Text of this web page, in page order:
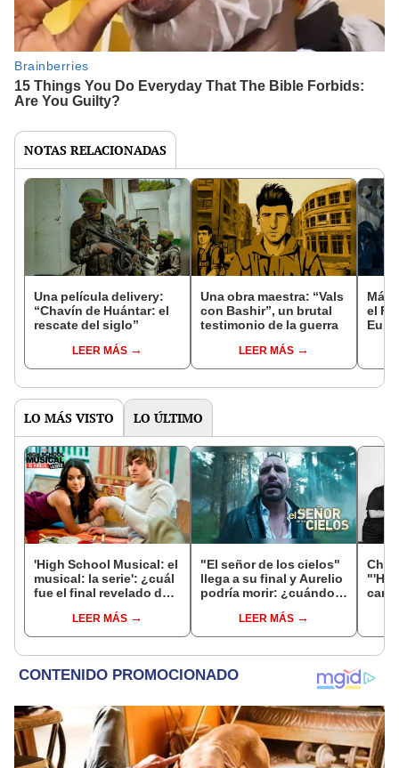
NOTAS RELACIONADAS
Una película delivery:
“Chavín de Huántar: el
rescate del siglo”
LEER MÁS
Una obra maestra: “Vals
con Bashir”, un brutal
testimonio de la guerra
LEER MÁS
Más
el
LO MÁS VISTO LO ÚLTIMO
'High School Musical: el
musical: la serie': ¿cuál
fue el final revelado de
LEER MÁS
"El señor de los cielos"
llega a su final y Aurelio
podría morir: ¿cuándo
LEER MÁS